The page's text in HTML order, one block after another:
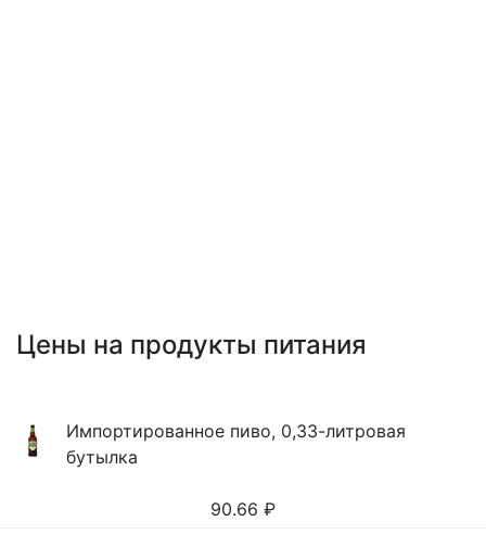
Цены на продукты питания
Импортированное пиво, 0,33-литровая
бутылка
90.66 ₽